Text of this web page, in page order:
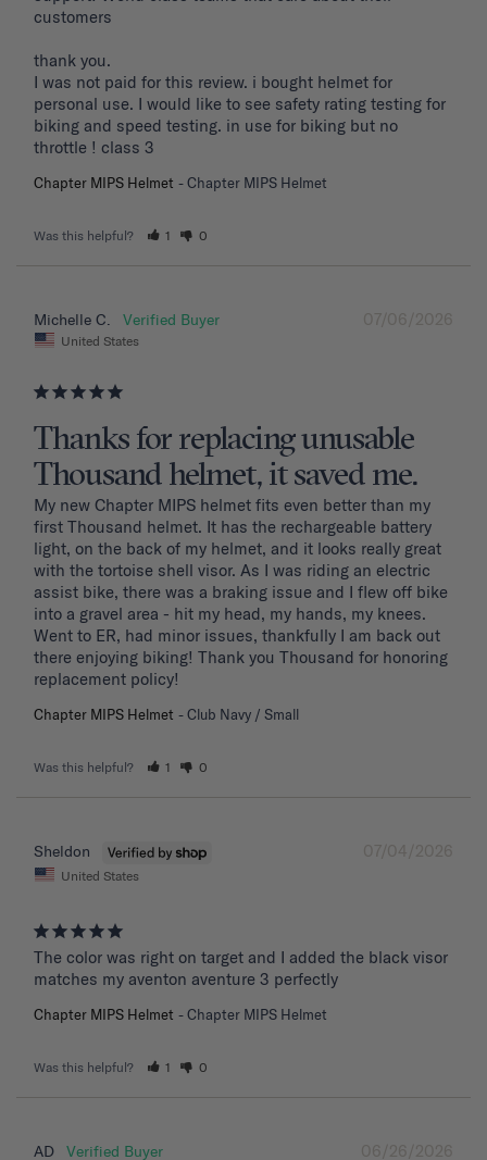
customers
thank you.
I was not paid for this review. i bought helmet for
personal use. I would like to see safety rating testing for
biking and speed testing. in use for biking but no
throttle ! class 3
Chapter MIPS Helmet Chapter MIPS Helmet
Was this helpful? 1 0
07/06/2026
Michelle C.
United States
Thanks for replacing unusable
Thousand helmet, it saved me.
My new Chapter MIPS helmet fits even better than my
first Thousand helmet. It has the rechargeable battery
light, on the back of my helmet, and it looks really great
with the tortoise shell visor. As I was riding an electric
assist bike, there was a braking issue and I flew off bike
into a gravel area - hit my head, my hands, my knees.
Went to ER, had minor issues, thankfully I am back out
there enjoying biking! Thank you Thousand for honoring
replacement policy!
Chapter MIPS Helmet Club Navy / Small
Was this helpful? 1 0
07/04/2026
Sheldon
United States
The color was right on target and I added the black visor
matches my aventon aventure 3 perfectly
Chapter MIPS Helmet Chapter MIPS Helmet
Was this helpful? 1 0
06/26/2026
AD